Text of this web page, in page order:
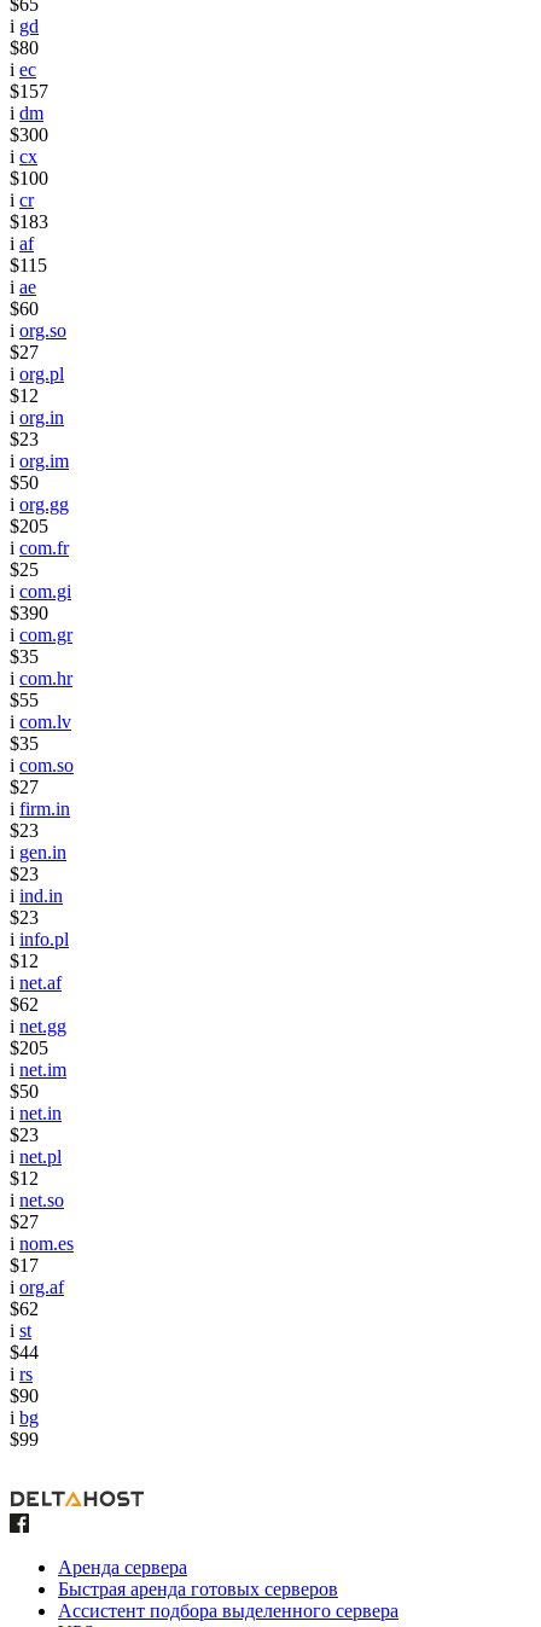
$65
i gd
$80
i ec
$157
i dm
$300
i cx
$100
i cr
$183
i af
$115
i ae
$60
i org.so
$27
i org.pl
$12
i org.in
$23
i org.im
$50
i org.gg
$205
i com.fr
$25
i com.gi
$390
i com.gr
$35
i com.hr
$55
i com.lv
$35
i com.so
$27
i firm.in
$23
i gen.in
$23
i ind.in
$23
i info.pl
$12
i net.af
$62
i net.gg
$205
i net.im
$50
i net.in
$23
i net.pl
$12
i net.so
$27
i nom.es
$17
i org.af
$62
i st
$44
i rs
$90
i bg
$99
Аренда сервера
Быстрая аренда готовых серверов
Ассистент подбора выделенного сервера